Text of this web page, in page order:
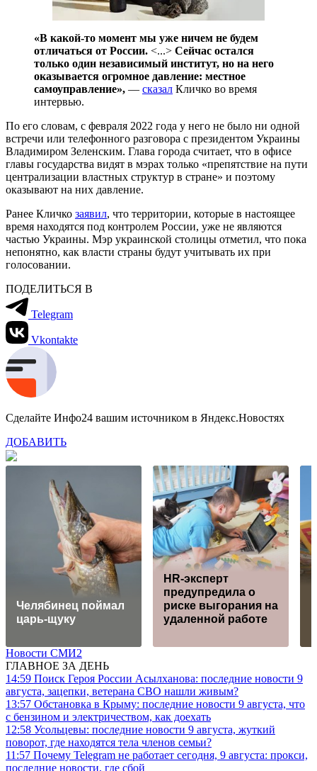
«В какой-то момент мы уже ничем не будем
отличаться от России. <...> Сейчас остался
только один независимый институт, но на него
оказывается огромное давление: местное
самоуправление», — сказал Кличко во время
интервью.
По его словам, с февраля 2022 года у него не было ни одной
встречи или телефонного разговора с президентом Украины
Владимиром Зеленским. Глава города считает, что в офисе
главы государства видят в мэрах только «препятствие на пути
централизации властных структур в стране» и поэтому
оказывают на них давление.
Ранее Кличко заявил, что территории, которые в настоящее
время находятся под контролем России, уже не являются
частью Украины. Мэр украинской столицы отметил, что пока
непонятно, как власти страны будут учитывать их при
голосовании.
ПОДЕЛИТЬСЯ В
Telegram
Vkontakte
Сделайте Инфо24 вашим источником в Яндекс.Новостях
ДОБАВИТЬ
Челябинец поймал
царь-щуку
HR-эксперт
предупредила о
риске выгорания на
удаленной работе
Новости СМИ2
ГЛАВНОЕ ЗА ДЕНЬ
14:59 Поиск Героя России Асылханова: последние новости 9
августа, зацепки, ветерана СВО нашли живым?
13:57 Обстановка в Крыму: последние новости 9 августа, что
с бензином и электричеством, как доехать
12:58 Усольцевы: последние новости 9 августа, жуткий
поворот, где находятся тела членов семьи?
11:57 Почему Telegram не работает сегодня, 9 августа: прокси,
последние новости, где сбой